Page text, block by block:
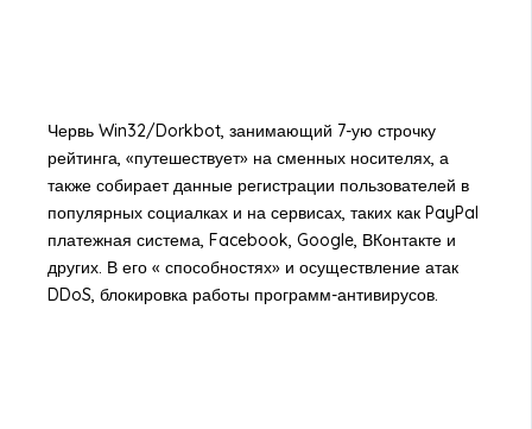
Червь Win32/Dorkbot, занимающий 7-ую строчку
рейтинга, «путешествует» на сменных носителях, а
также собирает данные регистрации пользователей в
популярных социалках и на сервисах, таких как PayPal
платежная система, Facebook, Google, ВКонтакте и
других. В его « способностях» и осуществление атак
DDoS, блокировка работы программ-антивирусов.